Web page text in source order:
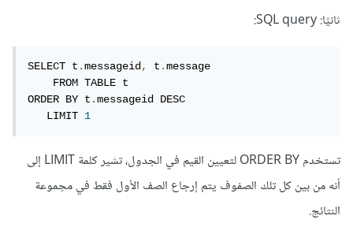
ثانيًا: SQL query:
SELECT t.messageid, t.message
    FROM TABLE t
ORDER BY t.messageid DESC
   LIMIT
1
تستخدم ORDER BY لتعيين القيم في الجدول، تشير كلمة LIMIT إلى
أنه من بين كل تلك الصفوف يتم إرجاع الصف الأول فقط في مجموعة
النتائج.